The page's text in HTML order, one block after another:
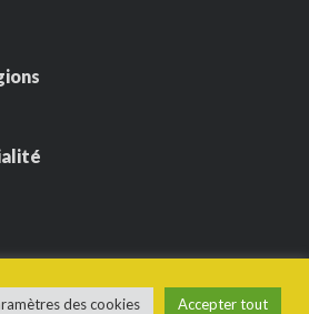
des cookies Accepter tout